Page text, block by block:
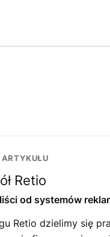
Retio
od systemów
Retio dzielimy się